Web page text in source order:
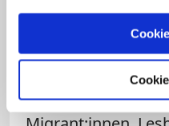
Erzbischof
erstmals Vertreter
einem Gespräch
2016 besuchte